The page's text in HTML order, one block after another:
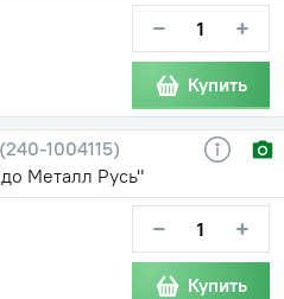
− +
Купить
1004115)
Металл Русь"
− +
Купить